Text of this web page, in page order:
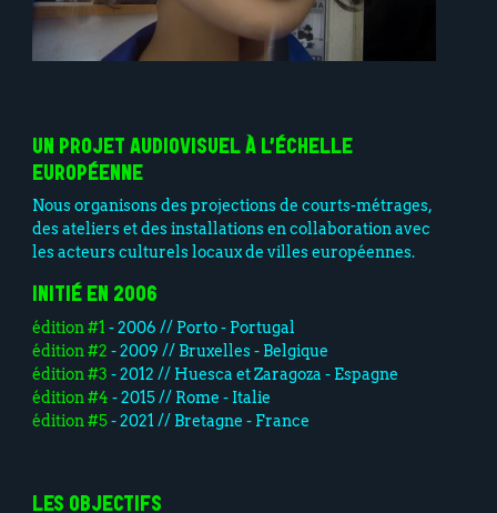
UN PROJET AUDIOVISUEL À L’ÉCHELLE
EUROPÉENNE
Nous organisons des projections de courts-métrages,
des ateliers et des installations en collaboration avec
les acteurs culturels locaux de villes européennes.
INITIÉ EN 2006
édition #1 - 2006 // Porto - Portugal
édition #2 - 2009 // Bruxelles - Belgique
édition #3 - 2012 // Huesca et Zaragoza - Espagne
édition #4 - 2015 // Rome - Italie
édition #5- 2021 // Bretagne - France
LES OBJECTIFS